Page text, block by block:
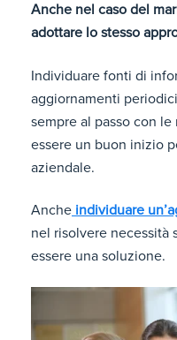
Anche nel caso del
adottare lo stesso
Individuare fonti di
aggiornamenti
sempre al passo con
essere un buon inizio
aziendale.
Anche individuare
nel risolvere necessità
essere una soluzione.